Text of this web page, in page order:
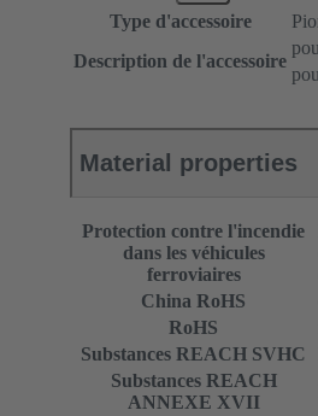
Type d'accessoire
Description de l'accessoire
Material properties
Protection contre l'incendie
dans les véhicules
ferroviaires
China RoHS
RoHS
Substances REACH SVHC
Substances REACH
ANNEXE XVII